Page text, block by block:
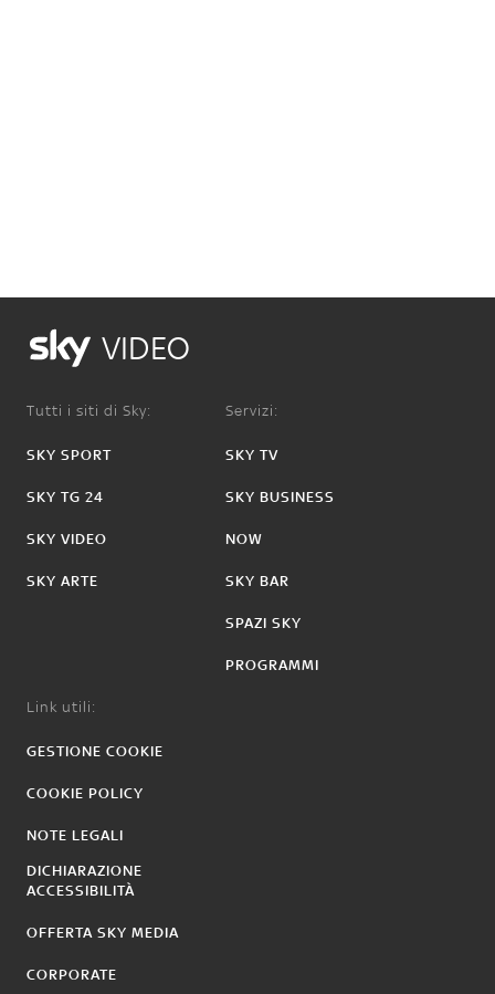
VIDEO
Tutti i siti di Sky:
SKY SPORT
SKY TG 24
SKY VIDEO
SKY ARTE
Servizi:
SKY TV
SKY BUSINESS
NOW
SKY BAR
SPAZI SKY
PROGRAMMI
Link utili:
GESTIONE COOKIE
COOKIE POLICY
NOTE LEGALI
DICHIARAZIONE
ACCESSIBILITÀ
OFFERTA SKY MEDIA
CORPORATE